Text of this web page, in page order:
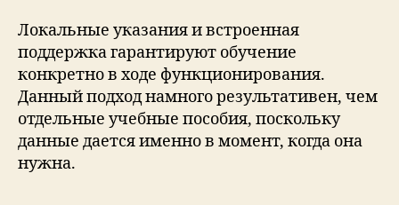
Локальные указания и встроенная
поддержка гарантируют обучение
конкретно в ходе функционирования.
Данный подход намного результативен, чем
отдельные учебные пособия, поскольку
данные дается именно в момент, когда она
нужна.